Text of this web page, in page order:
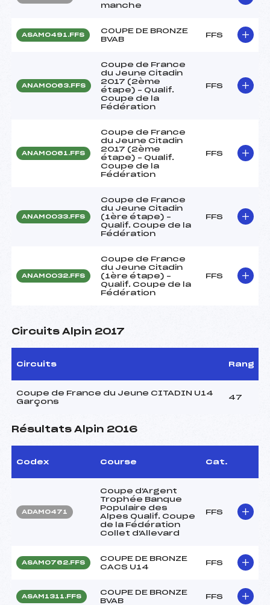
manche
ASAM0491.FFS
COUPE DE BRONZE
BVAB
FFS
ANAM0063.FFS
Coupe de France
du Jeune Citadin
2017 (2ème
étape) – Qualif.
Coupe de la
Fédération
FFS
ANAM0061.FFS
Coupe de France
du Jeune Citadin
2017 (2ème
étape) – Qualif.
Coupe de la
Fédération
FFS
ANAM0033.FFS
Coupe de France
du Jeune Citadin
(1ère étape) –
Qualif. Coupe de la
Fédération
FFS
ANAM0032.FFS
Coupe de France
du Jeune Citadin
(1ère étape) –
Qualif. Coupe de la
Fédération
FFS
Circuits Alpin 2017
Circuits Rang
Coupe de France du Jeune CITADIN U14
Garçons
47
Résultats Alpin 2016
Codex Course Cat.
ADAM0471
Coupe d'Argent
Trophée Banque
Populaire des
Alpes Qualif. Coupe
de la Fédération
Collet d'Allevard
FFS
ASAM0762.FFS
COUPE DE BRONZE
CACS U14
FFS
ASAM1311.FFS
COUPE DE BRONZE
BVAB
FFS